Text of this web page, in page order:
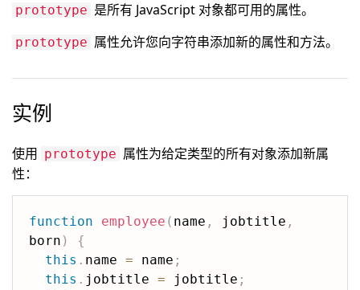
prototype 是所有 JavaScript 对象都可用的属性。
prototype 属性允许您向字符串添加新的属性和方法。
实例
使用 prototype 属性为给定类型的所有对象添加新属
性：
function employee ( name , jobtitle ,
born )
{
this . name = name ;
this . jobtitle = jobtitle ;